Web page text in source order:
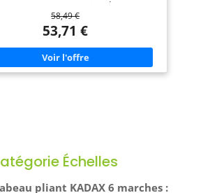
de support triangulaire, l'échelle peut
jusqu'à 150 kg, ce qui la rend plus
plus sûre. CONCEPTION ANTIDÉRAPANTE
plus larges et plus épaisses assurent
et sécurité lors de l’utilisation, et les pieds
dotés de caoutchouc antidérapant pour
les rayures sur le sol. Usage polyvalent :
les garages, les terrasses, les caves, les
58,49 €
53,71 €
Échelles
pliant KADAX 6 marches :